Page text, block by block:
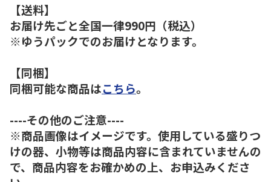
【送料】
お届け先ごと全国一律990円（税込）
※ゆうパックでのお届けとなります。
【同梱】
同梱可能な商品はこちら。
----その他のご注意----
※商品画像はイメージです。使用している盛りつ
けの器、小物等は商品内容に含まれていませんの
で、商品内容をお確かめの上、お申込みくださ